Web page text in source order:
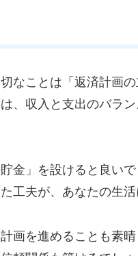
なことは「返済計画
、収入と支出のバラ
金」を設けると良い
工夫が、あなたの生
画を進めることも素